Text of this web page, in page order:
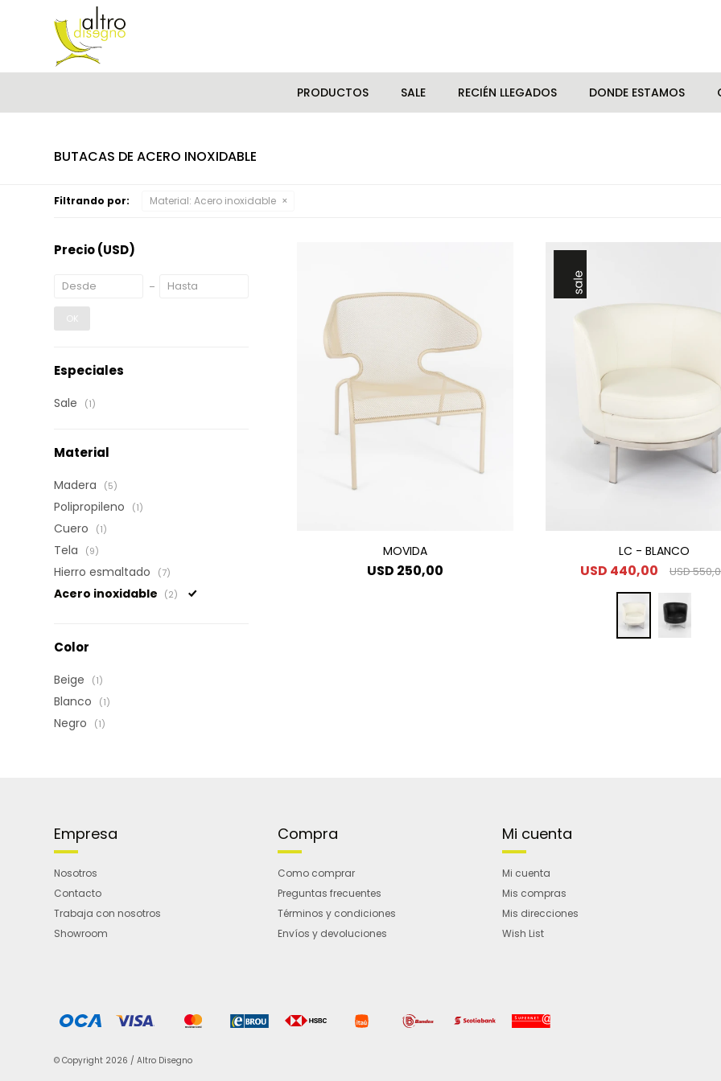
PRODUCTOS SALE RECIÉN LLEGADOS DONDE ESTAMOS
BUTACAS DE ACERO INOXIDABLE
Filtrando por: Material: Acero inoxidable
MOVIDA
USD 250,00
LC - BLANCO
USD 440,00 USD
Precio(USD)
OK
Especiales
Sale (1)
Material
Madera (5)
Polipropileno (1)
Cuero (1)
Tela (9)
Hierro esmaltado (7)
Acero inoxidable (2)
Color
Beige (1)
Blanco (1)
Negro (1)
Empresa
Nosotros
Contacto
Trabaja con nosotros
Showroom
Compra
Como comprar
Preguntas frecuentes
Términos y condiciones
Envíos y devoluciones
Mi cuenta
Mi cuenta
Mis compras
Mis direcciones
Wish List
© Copyright 2026 / Altro Disegno